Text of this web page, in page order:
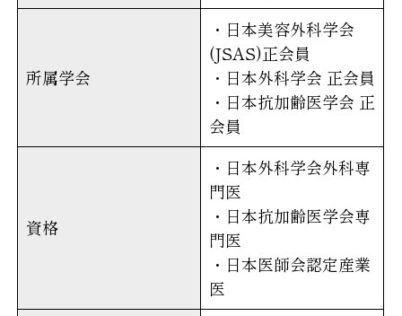
所属学会
・日本美容外科学会
(JSAS)正会員
・日本外科学会 正会員
・日本抗加齢医学会 正
会員
資格
・日本外科学会外科専
門医
・日本抗加齢医学会専
門医
・日本医師会認定産業
医